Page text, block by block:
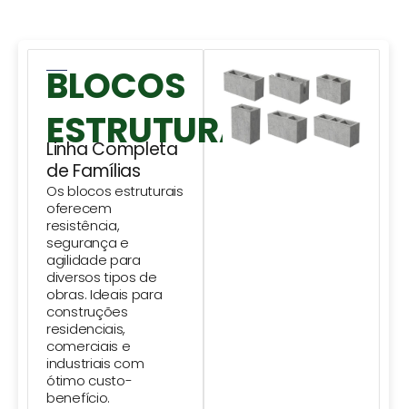
BLOCOS
ESTRUTURAIS
Linha Completa
de Famílias
Os blocos estruturais
oferecem
resistência,
segurança e
agilidade para
diversos tipos de
obras. Ideais para
construções
residenciais,
comerciais e
industriais com
ótimo custo-
benefício.